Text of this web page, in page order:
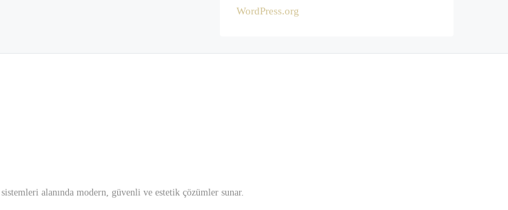
WordPress.org
alanında modern, güvenli ve estetik çözümler sunar.